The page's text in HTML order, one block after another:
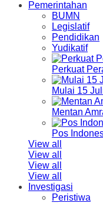
Pemerintahan
BUMN
Legislatif
Pendidikan
Yudikatif
Perkuat
Mulai 15
Mentan
Pos
View all
View all
View all
View all
Investigasi
Peristiwa